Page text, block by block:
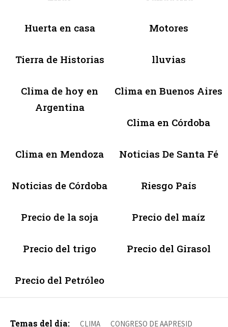
Huerta en casa Motores
Tierra de Historias lluvias
Clima de hoy en
Argentina
Clima en Buenos Aires
Clima en Córdoba
Clima en Mendoza Noticias De Santa Fé
Noticias de Córdoba Riesgo País
Precio de la soja Precio del maíz
Precio del trigo Precio del Girasol
Precio del Petróleo
Temas del día: CLIMA CONGRESO DE AAPRESID